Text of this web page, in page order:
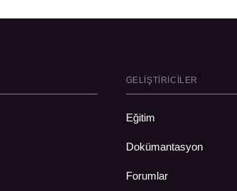
GELIŞTIRICILER
Eğitim
Dokümantasyon
Forumlar